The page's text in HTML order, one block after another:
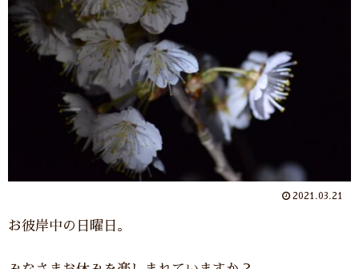
2021.03.21
お彼岸中の日曜日。